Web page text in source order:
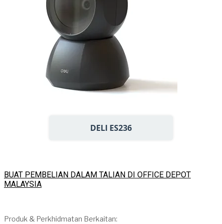
DELI ES236
BUAT PEMBELIAN DALAM TALIAN DI OFFICE DEPOT
MALAYSIA
Produk & Perkhidmatan Berkaitan: